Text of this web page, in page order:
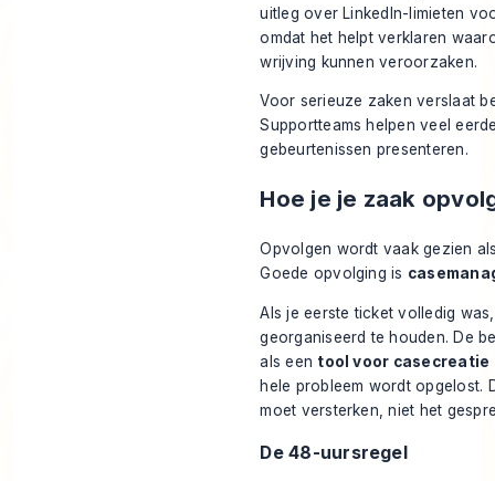
uitleg over LinkedIn-limieten
omdat het helpt verklaren
wrijving kunnen veroorzaken.
Voor serieuze zaken verslaat
Supportteams helpen veel
gebeurtenissen presenteren.
Hoe je je zaak
Opvolgen wordt vaak gezien
Goede opvolging is
Als je eerste ticket volledig
georganiseerd te houden. De
als een tool voor casecreatie
hele probleem wordt opgelost.
moet versterken, niet het
De 48-uursregel